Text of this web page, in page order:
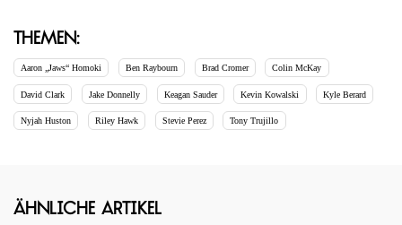
Themen:
Aaron „Jaws“ Homoki Ben Raybourn Brad Cromer Colin McKay
David Clark Jake Donnelly Keagan Sauder Kevin Kowalski Kyle Berard
Nyjah Huston Riley Hawk Stevie Perez Tony Trujillo
Ähnliche Artikel